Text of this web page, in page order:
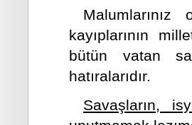
kayıplarının
bütün vatan
hatıralarıdır.
Savaşların,